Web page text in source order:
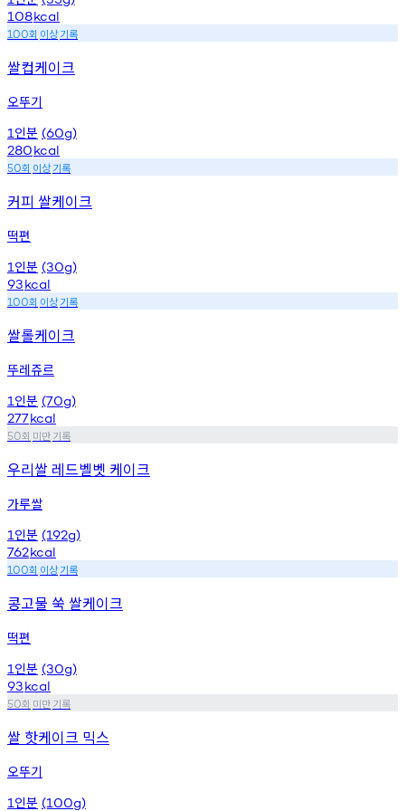
108kcal
100회 이상기록
쌀컵케이크
오뚜기
1 인분 (60g)
280kcal
50회 이상기록
커피 쌀케이크
떡편
1 인분 (30g)
93kcal
100회 이상기록
쌀롤케이크
뚜레쥬르
1 인분 (70g)
277kcal
50회 미만기록
우리쌀 레드벨벳 케이크
가루쌀
1 인분 (192g)
762kcal
100회 이상기록
콩고물 쑥 쌀케이크
떡편
1 인분 (30g)
93kcal
50회 미만기록
쌀 핫케이크 믹스
오뚜기
1 인분 (100g)